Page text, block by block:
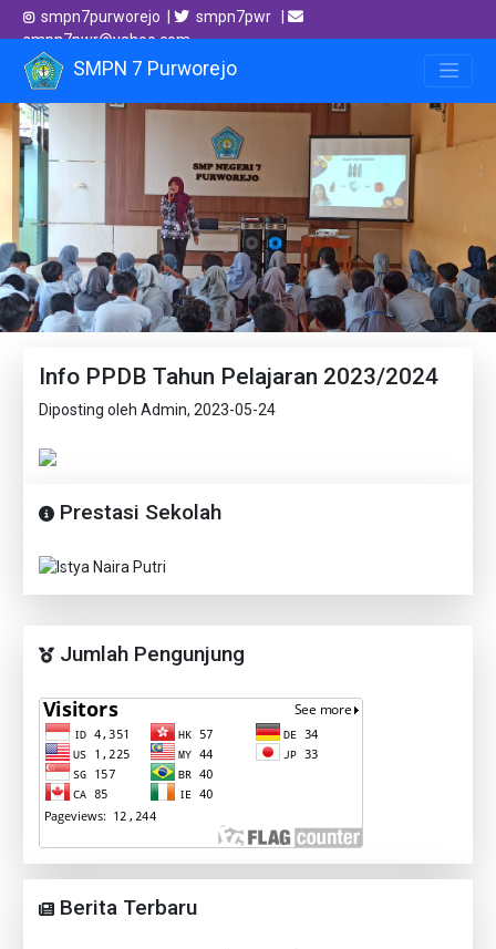
smpn7purworejo |
smpn7pwr |
smpn7pwr@yahoo.com
SMPN 7 Purworejo
Info PPDB Tahun Pelajaran 2023/2024
Diposting oleh Admin, 2023-05-24
Prestasi Sekolah
Previous
Jumlah Pengunjung
Berita Terbaru